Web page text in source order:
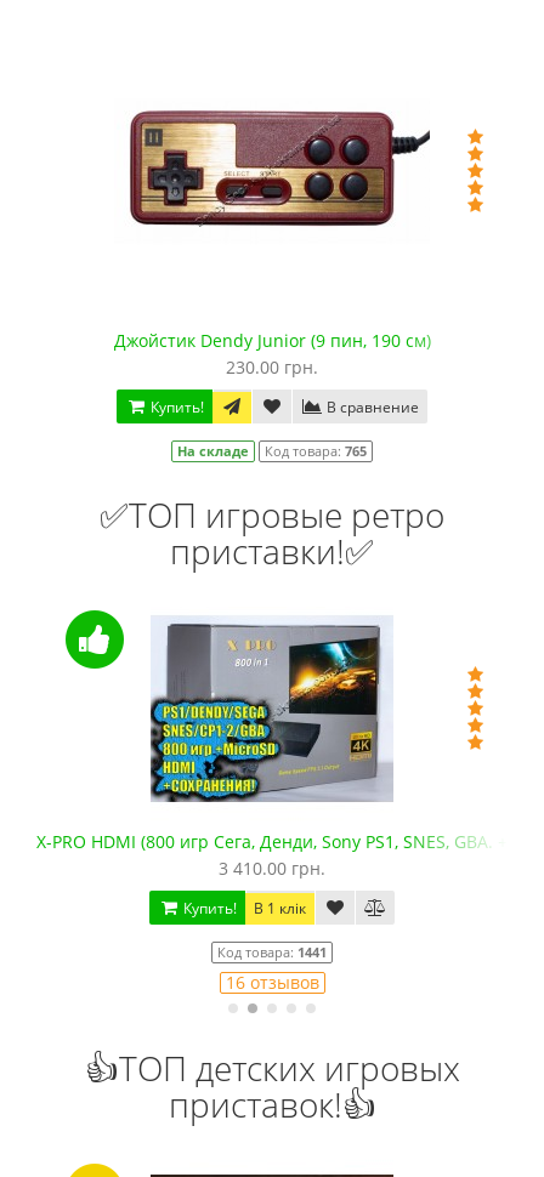
Джойстик Dendy Junior (9 пин, 190 см)
230.00 грн.
Купить! В сравнение
На складе Код товара: 765
✅ТОП игровые ретро
приставки!✅
X-PRO HDMI (800 игр Сега, Денди, Sony PS1, SNES, GBA.
3 410.00 грн.
Купить! В 1 клік
Код товара: 1441
16 отзывов
👍ТОП детских игровых
приставок!👍